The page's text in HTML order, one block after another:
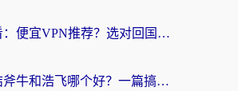
海外党必看：便宜VPN推荐？选对回国加速器才能无缝刷国内剧玩国服
海外党纠结斧牛和浩飞哪个好？一篇搞定回国加速器选择+无缝访问国内资源指南